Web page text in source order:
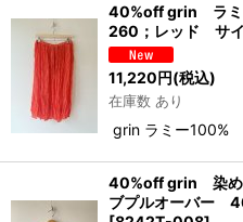
40%off grin ラミ
260；レッド サ
11,220円(税込)
在庫数 あり
grin ラミー100%
40%off grin 染め
ブプルオーバ